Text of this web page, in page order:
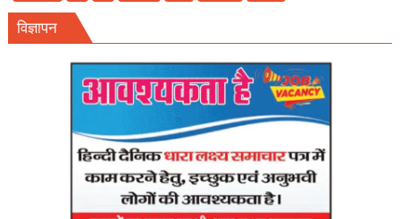
सख्त,आयोग
अप्रैल
फाइनल
शेड्यूल
तलब।
विज्ञापन